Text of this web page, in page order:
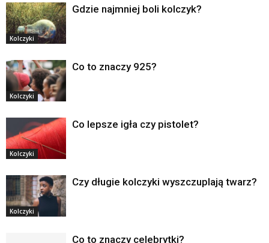
Kolczyki
Gdzie najmniej boli kolczyk?
Kolczyki
Co to znaczy 925?
Kolczyki
Co lepsze igła czy pistolet?
Kolczyki
Czy długie kolczyki wyszczuplają twarz?
Co to znaczy celebrytki?